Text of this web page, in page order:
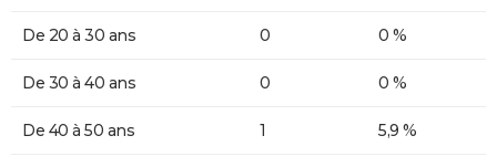
De 20 à 30 ans 0 0 %
De 30 à 40 ans 0 0 %
De 40 à 50 ans 1 5,9 %